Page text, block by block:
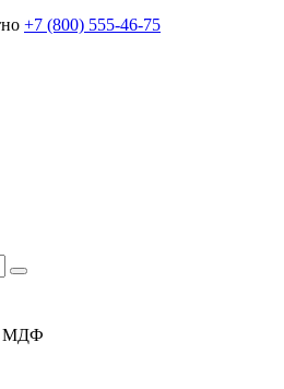
+7 (800) 555-46-75
МДФ